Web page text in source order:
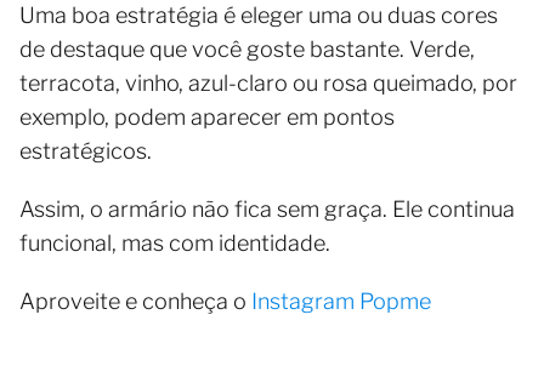
Uma boa estratégia é eleger uma ou duas cores
de destaque que você goste bastante. Verde,
terracota, vinho, azul-claro ou rosa queimado, por
exemplo, podem aparecer em pontos
estratégicos.
Assim, o armário não fica sem graça. Ele continua
funcional, mas com identidade.
Aproveite e conheça o Instagram Popme